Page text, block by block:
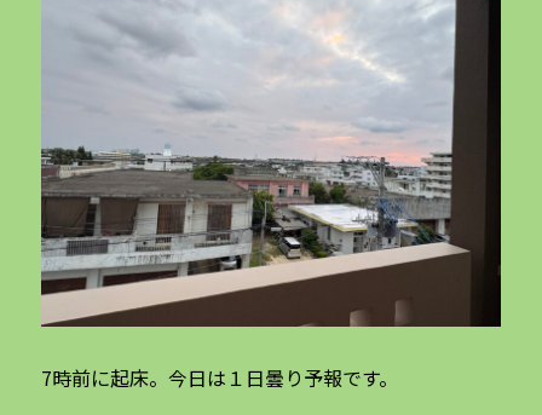
7時前に起床。今日は１日曇り予報です。